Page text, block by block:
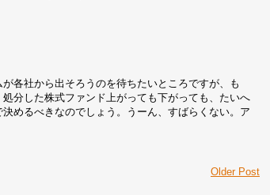
各社から出そろうのを待ちたいところですが、も
分した株式ファンド上がっても下がっても、たいへ
めるべきなのでしょう。うーん、すばらくない。ア
Older Post